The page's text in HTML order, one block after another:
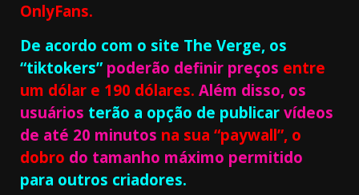
OnlyFans.
De acordo com o site The Verge, os
“tiktokers” poderão definir preços entre
um dólar e 190 dólares. Além disso, os
usuários terão a opção de publicar vídeos
de até 20 minutos na sua “paywall”, o
dobro do tamanho máximo permitido
para outros criadores.